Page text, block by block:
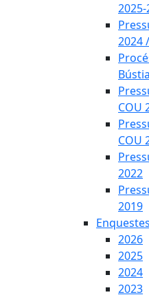
2024
COU
COU
2022
2019
2026
2025
2024
2023